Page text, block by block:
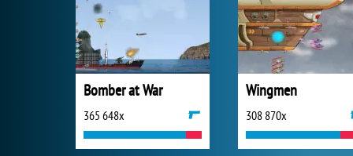
Bomber at War
365 648x
Wingmen
308 870x